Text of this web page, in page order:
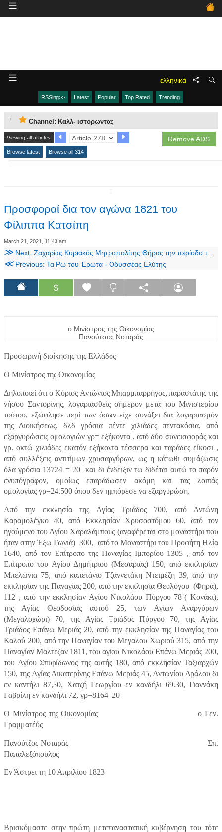
ελληνικά
RSSing>> Latest Popular Top Rated Trending
Channel: Καλλ- ιστορωντας
Remove ADS
Viewing all articles
Browse latest Browse all 314
Προσφοραί δια τον αγώνα 1821 του
Φίλιππα Κατσίπη
March 21, 2021, 11:43 am
≫ Next: Ζαχαρίας Κυριακός Μητροπολίτης Θήρας την περίοδο της Επανάστασης
≪Previous: Τα Ρω του Έρωτα - Οδυσσέας Ελύτης
$
ο Μινίστρος της Οικονομίας
Πανούτσος Νοταράς
Προσωρινή διοίκησης της Ελλάδος
Ο Μινίστρος της Οικονομίας
Δηλοποιεί ότι ο Κύριος Αντώνιος Μπαρμπαρρήγος, παραστάτης της
νήσου Σαντορίνης, λογαριασθείς σήμερον μετά του Μινιστερίου
τούτου, εξώφλησε περί των όσων είχε συνάξει δια λογαριασμόν
της Διοικήσεως, δλδ γρόσια πέντε χιλιάδες πεντακόσια, από
εξαργυρώσεις ομολογιών γρ= εξήκοντα , από δύο συνεισφοράς και
γρ. οκτώ χιλιάδες εκατόν εξήκοντα τέσσερα και παράδες είκοσι ,
από συλλέξεις αντιτίμων χρυσαργύρων, ως η κάτωθι συμάζωσις
όλα γρόσια 13724 = 20
και δι ένδειξιν τω διδέται αυτώ το παρόν
ενυπόγραφον, ομοίως επαράδωσεν ακόμη και τας λοιπάς
ομολογίας γρ=24.500 όπου δεν ημπόρεσε να εξαργυρώση.
Από την εκκλησία της Αγίας Τριάδος 700, από Αντώνη
Καραμολέγκο 40, από Εκκλησίαν Χρυσοστόμου 60, από τον
ηγούμενο του Αγίου Χαραλάμπους (αναφέρεται στο μοναστήρι που
ήταν στην Έξω Γωνιά) 300, από το Μοναστήρι του Προφήτη Ηλία
1640, από τον Επίτροπο της Παναγίας Ιμπορίου 1305 , από τον
Επίτροπο του Αγίου Δημήτριου (Μεσαριάς) 150, από εκκλησίαν
Μπελώνια 75, από καπετάνιο Τζαννετάκη Ντειμέζη 39, από την
εκκλησίαν της Παναγίας 200, από την εκκλησία Θεολόγου (Φηρά),
112 , από την εκκλησίαν Αγίου Νικολάου Πύργου 78΄( Κονάκι),
της Αγίας Θεοδοσίας αυτού 25, των Αγίων Αναργύρων
(Μεγαλοχώρι) 70, της Αγίας Τριάδος Πύργου 70, της Αγίας
Τριάδος Επάνω Μεριάς 20, από την εκκλησίαν της Παναγίας του
Καλού 200, από την Παναγίαν του Μεγαλου Χωριού 315, από την
Παναγίαν Μαλτέζαν 1811, του αγίου Νικολάου Επάνω Μεριάς 200,
του Αγίου Σπυρίδωνος της αυτής 180, από εκκλησίαν Ταξιαρχών
150, της Αγίας Αικατερίνης Επάνω Μεριάς 45, Αντωνίου Δράλου δι
εν καντήλι 87,30, Χατζή Γεωργίου εν κανδήλι 69.30, Γιαννάκη
Γαβρίλη εν κανδήλι 72, γρ=8164 .20
Ο Μινίστρος της Οικονομίας
ο Γεν.
Γραμματέύς
Πανούτζος Νοταράς
Σπ.
Παπαλεξόπουλος
Εν Άστρει τη 10 Απριλίου 1823
Βρισκόμαστε στην πρώτη μετεπαναστατική κυβέρνηση του τότε